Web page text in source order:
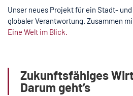
Unser neues Projekt für ein Stadt-
globaler Verantwortung. Zusammen
Eine Welt im Blick.
Zukunftsfähiges
Darum geht’s